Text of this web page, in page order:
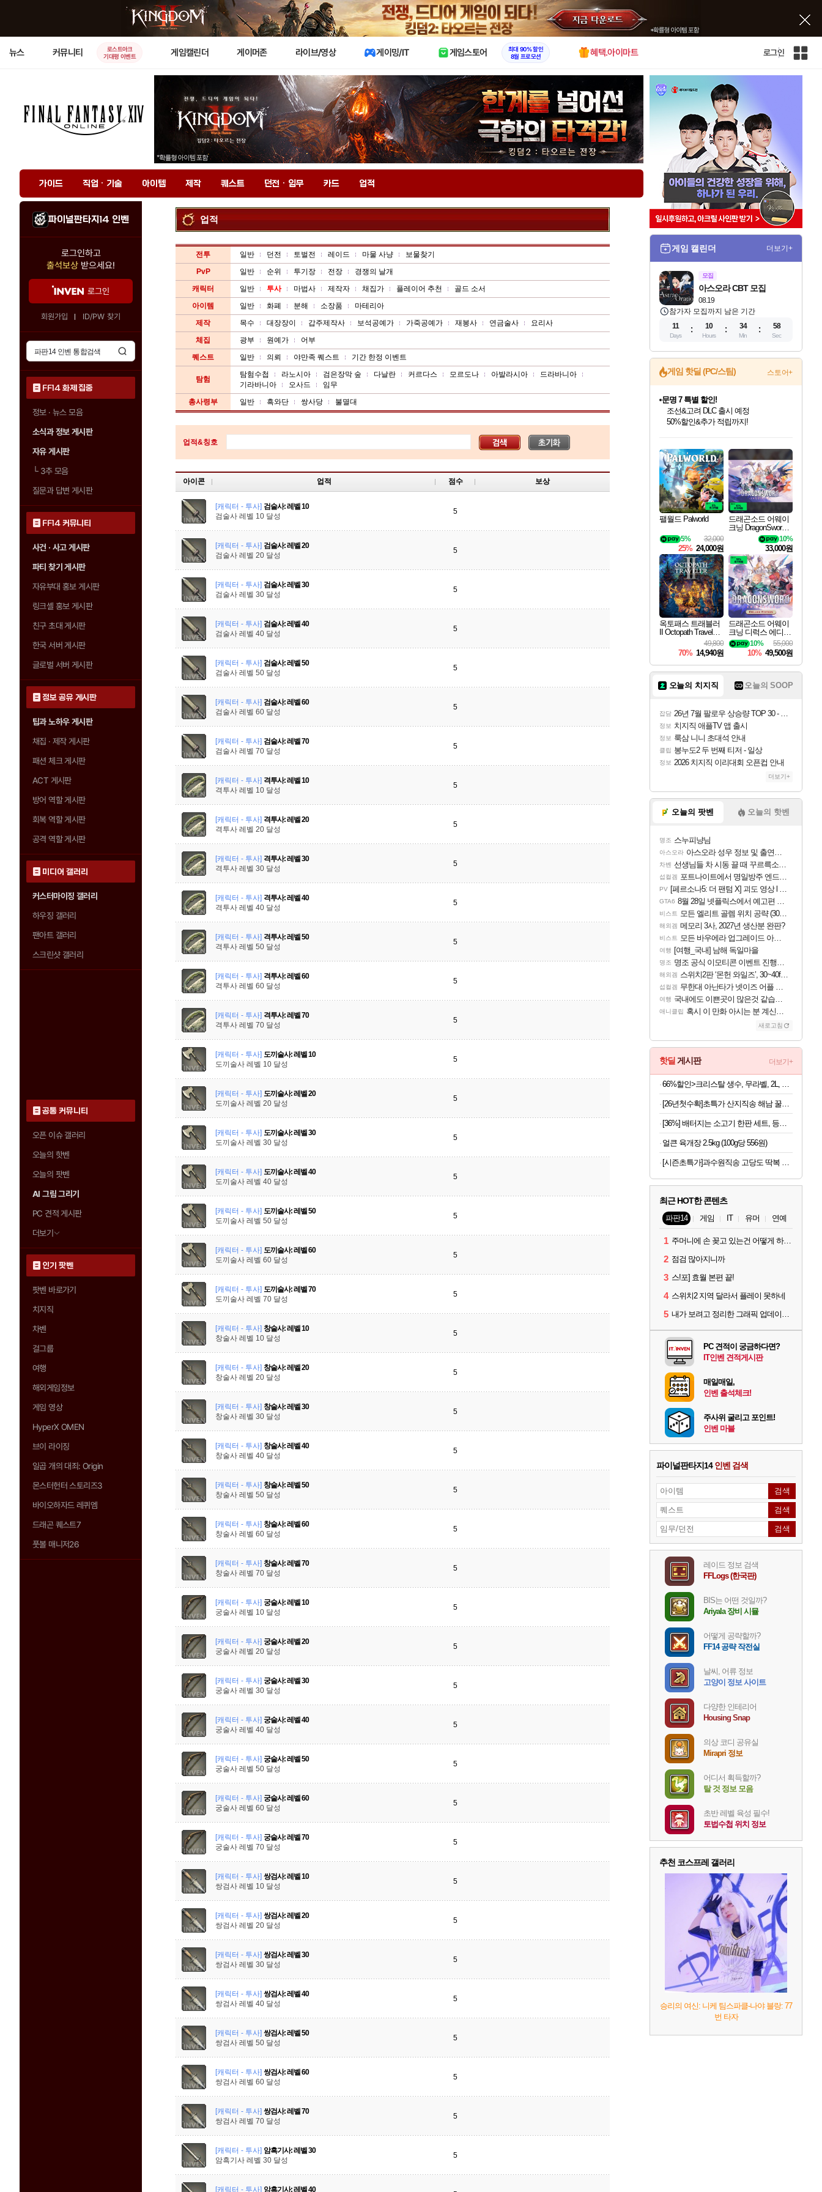
X
뉴스 커뮤니티
로스트아크
기대평 이벤트
게임캘린더 게이머존 라이브/영상 게이밍/IT 게임스토어
최대 90% 할인
8월 프로모션
혜택.아이마트 로그인
인
가이드 직업 · 기술 아이템 제작 퀘스트 던전 · 임무 카드 업적
파이널판타지14 인벤
로그인하고
출석보상 받으세요!
로그인
회원가입 ID/PW 찾기
FF14 화제 집중
정보 · 뉴스 모음
소식과 정보 게시판
자유 게시판
└3추 모음
질문과 답변 게시판
FF14 커뮤니티
사건 · 사고 게시판
파티 찾기 게시판
자유부대 홍보 게시판
링크셸 홍보 게시판
친구 초대 게시판
한국 서버 게시판
글로벌 서버 게시판
정보 공유 게시판
팁과 노하우 게시판
채집 · 제작 게시판
패션 체크 게시판
ACT 게시판
방어 역할 게시판
회복 역할 게시판
공격 역할 게시판
미디어 갤러리
커스터마이징 갤러리
하우징 갤러리
팬아트 갤러리
스크린샷 갤러리
공통 커뮤니티
오픈 이슈 갤러리
오늘의 핫벤
오늘의 팟벤
AI 그림 그리기
PC 견적 게시판
더보기
인기 팟벤
팟벤 바로가기
치지직
차벤
걸그룹
여행
해외게임정보
게임 영상
HyperX OMEN
브이 라이징
일곱 개의 대죄: Origin
몬스터헌터 스토리즈3
바이오하자드 레퀴엠
드래곤 퀘스트7
풋볼 매니저26
업적
전투 일반 던전 토벌전 레이드 마물 사냥
보물찾기
PvP
일반 순위 투기장 전장
경쟁의 날개
캐릭터
일반 투사 마법사 제작자 채집가 플레이어 추천
골드 소서
아이템
일반 화폐 분해 소장품
마테리아
제작
목수 대장장이 갑주제작사 보석공예가 가죽공예가 재봉사 연금술사
요리사
체집
광부 원예가
어부
퀘스트
일반 의뢰 야만족 퀘스트 기간 한정 이벤트
탐험
탐험수첩 라노시아 검은장막 숲 다날란 커르다스 모르도나 아발라시아
드라바니아
기라바니아
오사드
임무
총사령부
일반 흑와단 쌍사당 불멸대
업적&칭호
아이콘 업적 점수 보상
[캐릭터 - 투사] 검술사: 레벨 10
검술사 레벨 10 달성
5
[캐릭터 - 투사] 검술사: 레벨 20
검술사 레벨 20 달성
5
[캐릭터 - 투사] 검술사: 레벨 30
검술사 레벨 30 달성
5
[캐릭터 - 투사] 검술사: 레벨 40
검술사 레벨 40 달성
5
[캐릭터 - 투사] 검술사: 레벨 50
검술사 레벨 50 달성
5
[캐릭터 - 투사] 검술사: 레벨 60
검술사 레벨 60 달성
5
[캐릭터 - 투사] 검술사: 레벨 70
검술사 레벨 70 달성
5
[캐릭터 - 투사] 격투사: 레벨 10
격투사 레벨 10 달성
5
[캐릭터 - 투사] 격투사: 레벨 20
격투사 레벨 20 달성
5
[캐릭터 - 투사] 격투사: 레벨 30
격투사 레벨 30 달성
5
[캐릭터 - 투사] 격투사: 레벨 40
격투사 레벨 40 달성
5
[캐릭터 - 투사] 격투사: 레벨 50
격투사 레벨 50 달성
5
[캐릭터 - 투사] 격투사: 레벨 60
격투사 레벨 60 달성
5
[캐릭터 - 투사] 격투사: 레벨 70
격투사 레벨 70 달성
5
[캐릭터 - 투사] 도끼술사: 레벨 10
도끼술사 레벨 10 달성
5
[캐릭터 - 투사] 도끼술사: 레벨 20
도끼술사 레벨 20 달성
5
[캐릭터 - 투사] 도끼술사: 레벨 30
도끼술사 레벨 30 달성
5
[캐릭터 - 투사] 도끼술사: 레벨 40
도끼술사 레벨 40 달성
5
[캐릭터 - 투사] 도끼술사: 레벨 50
도끼술사 레벨 50 달성
5
[캐릭터 - 투사] 도끼술사: 레벨 60
도끼술사 레벨 60 달성
5
[캐릭터 - 투사] 도끼술사: 레벨 70
도끼술사 레벨 70 달성
5
[캐릭터 - 투사] 창술사: 레벨 10
창술사 레벨 10 달성
5
[캐릭터 - 투사] 창술사: 레벨 20
창술사 레벨 20 달성
5
[캐릭터 - 투사] 창술사: 레벨 30
창술사 레벨 30 달성
5
[캐릭터 - 투사] 창술사: 레벨 40
창술사 레벨 40 달성
5
[캐릭터 - 투사] 창술사: 레벨 50
창술사 레벨 50 달성
5
[캐릭터 - 투사] 창술사: 레벨 60
창술사 레벨 60 달성
5
[캐릭터 - 투사] 창술사: 레벨 70
창술사 레벨 70 달성
5
[캐릭터 - 투사] 궁술사: 레벨 10
궁술사 레벨 10 달성
5
[캐릭터 - 투사] 궁술사: 레벨 20
궁술사 레벨 20 달성
5
[캐릭터 - 투사] 궁술사: 레벨 30
궁술사 레벨 30 달성
5
[캐릭터 - 투사] 궁술사: 레벨 40
궁술사 레벨 40 달성
5
[캐릭터 - 투사] 궁술사: 레벨 50
궁술사 레벨 50 달성
5
[캐릭터 - 투사] 궁술사: 레벨 60
궁술사 레벨 60 달성
5
[캐릭터 - 투사] 궁술사: 레벨 70
궁술사 레벨 70 달성
5
[캐릭터 - 투사] 쌍검사: 레벨 10
쌍검사 레벨 10 달성
5
[캐릭터 - 투사] 쌍검사: 레벨 20
쌍검사 레벨 20 달성
5
[캐릭터 - 투사] 쌍검사: 레벨 30
쌍검사 레벨 30 달성
5
[캐릭터 - 투사] 쌍검사: 레벨 40
쌍검사 레벨 40 달성
5
[캐릭터 - 투사] 쌍검사: 레벨 50
쌍검사 레벨 50 달성
5
[캐릭터 - 투사] 쌍검사: 레벨 60
쌍검사 레벨 60 달성
5
[캐릭터 - 투사] 쌍검사: 레벨 70
쌍검사 레벨 70 달성
5
[캐릭터 - 투사] 암흑기사: 레벨 30
암흑기사 레벨 30 달성
5
[캐릭터 - 투사] 암흑기사: 레벨 40
게임 캘린더 더보기+
모집
08.19
아스오라 CBT 모집
참가자 모집까지 남은 기간
11
Days
10
Hours
34
Min
57
Sec
게임 핫딜 (PC/스팀) 스토어+
최대 90% 할인가를 만나보세요!
네이버혜택과 함께 만나보세요!
문명 7 특별 할인!
50%할인&추가 적립까지!
마블 투혼 파이팅 소울즈 정식출시!
마블 히어로 총 출동&화려한 격투!
이니&베니 혜택까지!
네이버 혜택가와 함께 예약하세요!
할인&네이버혜택으로 만나보세요!
네이버페이 혜택과 만나보세요!
40주년 프로모션으로 만나보세요!
할인가에 만나보세요!
일부 에디션 상시 할인!
혜택으로 예약 판매 중
편안하게 충전하세요
팰월드 Palworld
32,000
5%
25% 24,000원
드래곤소드 어웨이
크닝 DragonSword A
10%
33,000원
옥토패스 트래블러
II Octopath Traveler I
49,800
70% 14,940원
드래곤소드 어웨이
크닝 디럭스 에디션
DragonSword Awake
ning Deluxe Edition
55,000
10%
10% 49,500원
오늘의 치지직 오늘의 SOOP
잡담 26년 7월 팔로우 상승량 TOP 30 - 월간 치지직
정보 치지직 애플TV 앱 출시
정보 룩삼 니니 초대석 안내
클립 봉누도2 두 번째 티저 - 일상
정보 2026 치지직 이리대회 오픈컵 안내
더보기+
오늘의 팟벤 오늘의 핫벤
명조 스누피냥님
아스오라 아스오라 성우 정보 및 출연작 모음
차벤 선생님들 차 시동 끌 때 꾸르륵소리나는데
섭컬겜 포트나이트에서 명일방주 엔드필드 [펠리카] 판매 예정
PV [페르소나5: 더 팬텀 X] 괴도 영상 l 타카마키 안·댄싱 스타
GTA6 8월 28일 넷플릭스에서 예고편 공개 예정
비스트 모든 엘리트 골렘 위치 공략 (30개) - 방랑 결투가
해외겜 메모리 3사, 2027년 생산분 완판?
비스트 모든 바우에라 업그레이드 아이템 획득 위치 공략 (89개)
여행 [여행_국내] 남해 독일마을
명조 명조 공식 이모티콘 이벤트 진행해봤습니다! 참여부터 추첨까지????
해외겜 스위치2판 ‘몬헌 와일즈’, 30~40fps 목표 추정
섭컬겜 무한대 아난타가 넷이즈 어플 달력에 일정 등록
여행 국내에도 이쁜곳이 많은것 같습니다
애니클립 혹시 이 만화 아시는 분 계신가요
새로고침
핫딜 게시판 더보기+
얼큰 육개장 2.5kg (100g당 556원)
[시즌초특가]과수원직송 고당도 딱복 차돌복숭아, 1박스, 2kg (9-10과)
최근 HOT한 콘텐츠
파판14 게임 IT 유머 연예
1 주머니에 손 꽂고 있는건 어떻게 하는건가요?
2 점검 많아지니까
3 스!포] 효월 본편 끝!
4 스위치2 지역 달라서 플레이 못하네
5 내가 보려고 정리한 그래픽 업데이트 의상 (*스포주의)
PC 견적이 궁금하다면?
IT인벤 견적게시판
매일매일,
인벤 출석체크!
주사위 굴리고 포인트!
인벤 마블
파이널판타지14인벤 검색
레이드 정보 검색
FFLogs (한국판)
BIS는 어떤 것일까?
Ariyala 장비 시뮬
어떻게 공략할까?
FF14 공략 작전실
날씨, 어류 정보
고양이 정보 사이트
다양한 인테리어
Housing Snap
의상 코디 공유실
Mirapri 정보
어디서 획득할까?
탈 것 정보 모음
초반 레벨 육성 필수!
토법수첩 위치 정보
추천 코스프레 갤러리
승리의 여신: 니케 팀스파클-나야 블랑: 77
번 타자